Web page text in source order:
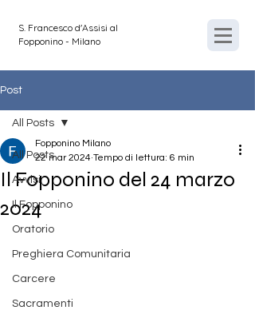
S. Francesco d'Assisi al
Fopponino - Milano
Post
All Posts
Avvisi
Il Fopponino
Oratorio
Preghiera Comunitaria
Carcere
Sacramenti
All Posts
Il Fopponino del 24 marzo
2024
Fopponino Milano
22 mar 2024 Tempo di lettura: 6 min